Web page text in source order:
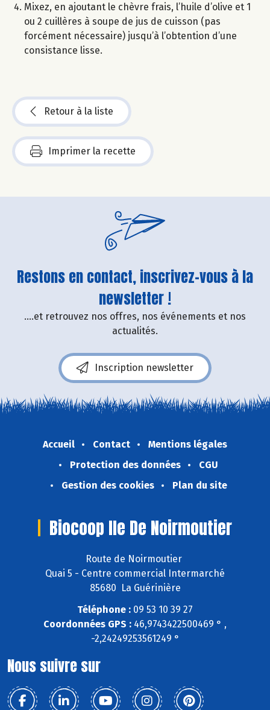
Mixez, en ajoutant le chèvre frais, l’huile d’olive et 1
ou 2 cuillères à soupe de jus de cuisson (pas
forcément nécessaire) jusqu’à l’obtention d’une
consistance lisse.
Retour à la liste
Imprimer la recette
Restons en contact, inscrivez-vous à la
newsletter !
....et retrouvez nos offres, nos événements et nos
actualités.
Inscription newsletter
Accueil Contact
Mentions légales
Protection des données
CGU
Gestion des cookies
Plan du site
Biocoop Ile De Noirmoutier
Route de Noirmoutier
Quai 5 - Centre commercial Intermarché
85680 La Guérinière
Téléphone : 09 53 10 39 27
Coordonnées GPS : 46,9743422500469 ° ,
-2,24249253561249 °
Nous suivre sur